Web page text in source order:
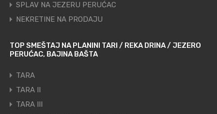
SPLAV NA JEZERU PERUĆAC
NEKRETINE NA PRODAJU
TOP SMEŠTAJ NA PLANINI TARI / REKA DRINA / JEZERO
PERUĆAC, BAJINA BAŠTA
TARA
TARA II
TARA III